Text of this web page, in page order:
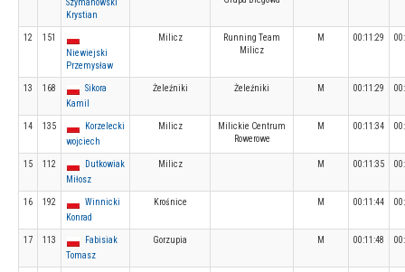
Szymanowski
Krystian
12
151
Niewiejski
Przemysław
Milicz
Running Team
Milicz
M 00:11:29
13 168
Sikora
Kamil
Żeleźniki Żeleźniki M 00:11:29
14 135
Korzelecki
wojciech
Milicz
Milickie Centrum
Rowerowe
M 00:11:34
15 112
Dutkowiak
Miłosz
Milicz M 00:11:35
16 192
Winnicki
Konrad
Krośnice M 00:11:44
17 113
Fabisiak
Tomasz
Gorzupia M 00:11:48